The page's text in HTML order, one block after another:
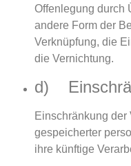
Offenlegung durch
andere Form der
Verknüpfung, die
die Vernichtung.
d)
Einschränkung der
gespeicherter
ihre künftige